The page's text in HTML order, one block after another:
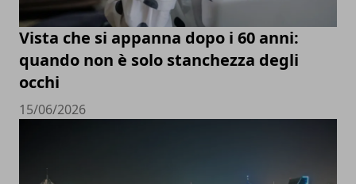
Vista che si appanna dopo i 60 anni:
quando non è solo stanchezza degli
occhi
15/06/2026